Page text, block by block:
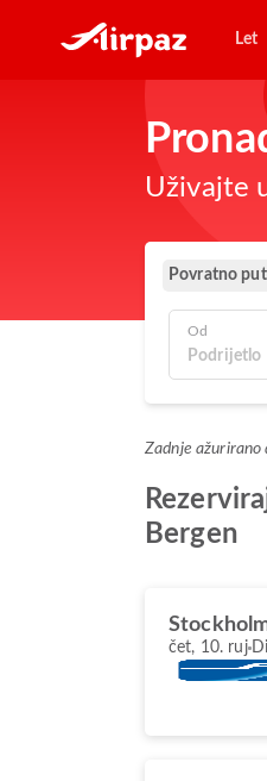
Let
Uživajte
Povratno
Od
Zadnje ažurirano
Bergen
čet, 10. ruj